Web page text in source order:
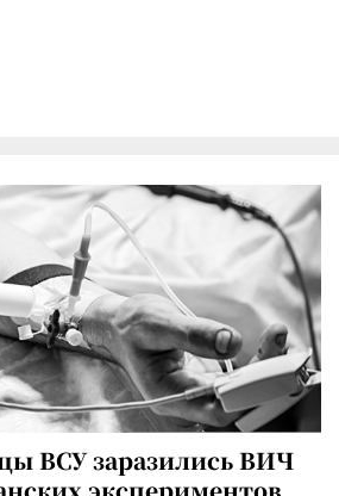
ВСУ заразились ВИЧ
экспериментов